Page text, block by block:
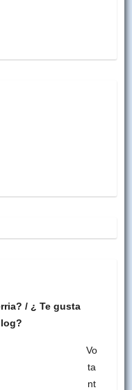
/ ¿ Te gusta
Vo
ta
nt